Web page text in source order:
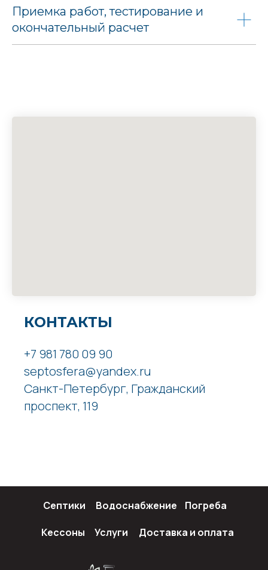
Приемка работ, тестирование и
окончательный расчет
КОНТАКТЫ
+7 981 780 09 90
septosfera@yandex.ru
Санкт-Петербург, Гражданский
проспект, 119
Септики Водоснабжение Погреба
Кессоны Услуги Доставка и оплата